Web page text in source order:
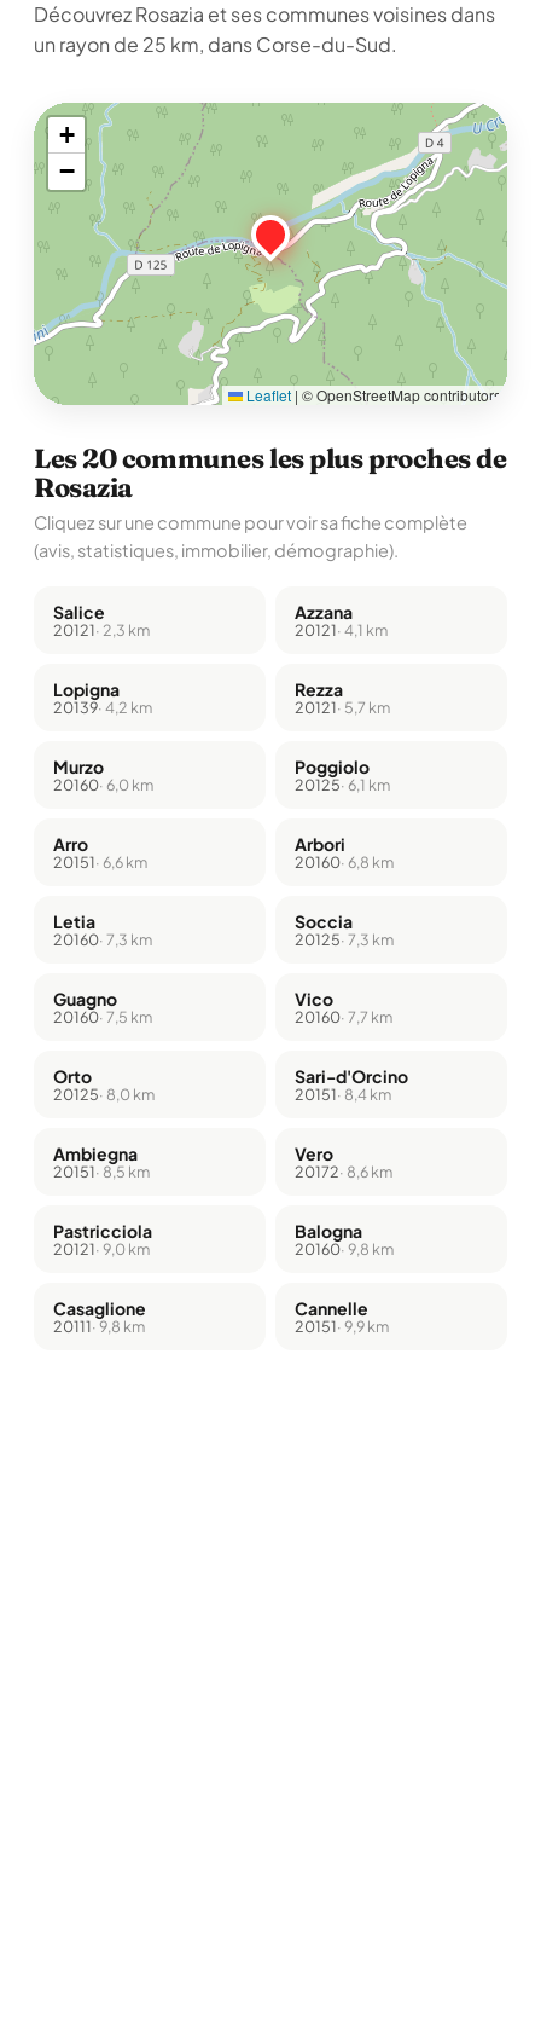
Découvrez Rosazia et ses communes voisines dans
un rayon de 25 km, dans Corse-du-Sud.
+
−
Leaflet | © OpenStreetMap contributors
Les 20 communes les plus proches de
Rosazia
Cliquez sur une commune pour voir sa fiche complète
(avis, statistiques, immobilier, démographie).
Salice
20121· 2,3 km
Azzana
20121· 4,1 km
Lopigna
20139· 4,2 km
Rezza
20121· 5,7 km
Murzo
20160· 6,0 km
Poggiolo
20125· 6,1 km
Arro
20151· 6,6 km
Arbori
20160· 6,8 km
Letia
20160· 7,3 km
Soccia
20125· 7,3 km
Guagno
20160· 7,5 km
Vico
20160· 7,7 km
Orto
20125· 8,0 km
Sari-d'Orcino
20151· 8,4 km
Ambiegna
20151· 8,5 km
Vero
20172· 8,6 km
Pastricciola
20121· 9,0 km
Balogna
20160· 9,8 km
Casaglione
20111· 9,8 km
Cannelle
20151· 9,9 km